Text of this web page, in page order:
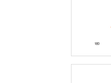
댄스 챌린지 강
상품을 홍보하
알아두기·소라